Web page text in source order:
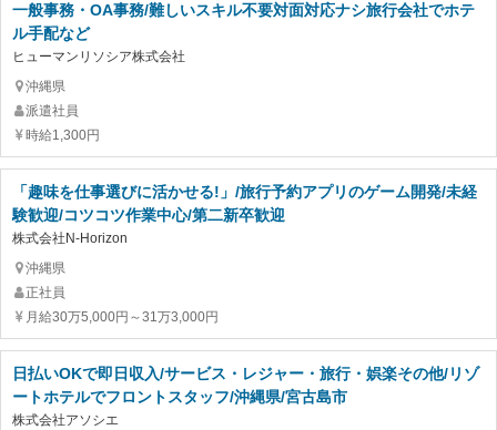
一般事務・OA事務/難しいスキル不要対面対応ナシ旅行会社でホテ
ル手配など
ヒューマンリソシア株式会社
沖縄県
派遣社員
時給1,300円
「趣味を仕事選びに活かせる!」/旅行予約アプリのゲーム開発/未経
験歓迎/コツコツ作業中心/第二新卒歓迎
株式会社N-Horizon
沖縄県
正社員
月給30万5,000円～31万3,000円
日払いOKで即日収入/サービス・レジャー・旅行・娯楽その他/リゾ
ートホテルでフロントスタッフ/沖縄県/宮古島市
株式会社アソシエ